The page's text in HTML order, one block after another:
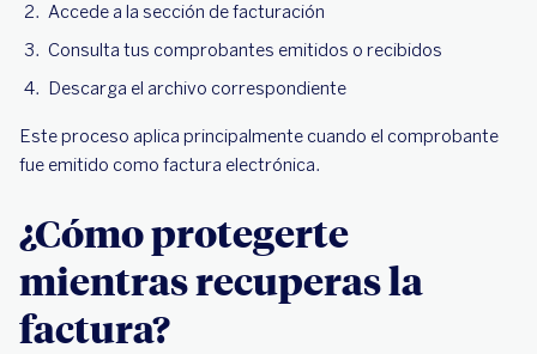
Accede a la sección de facturación
Consulta tus comprobantes emitidos o recibidos
Descarga el archivo correspondiente
Este proceso aplica principalmente cuando el comprobante
fue emitido como factura electrónica.
¿Cómo protegerte
mientras recuperas la
factura?